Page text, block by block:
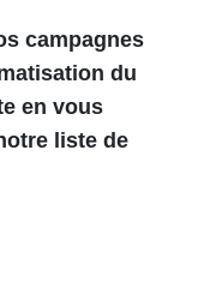
campagnes
du
en vous
liste de